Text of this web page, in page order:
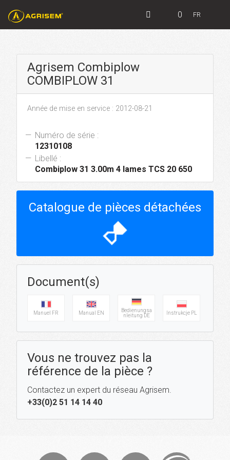
0 FR
Agrisem Combiplow
COMBIPLOW 31
Année de mise en service : 2012-08-21
Numéro de série :
12310108
Libellé :
Combiplow 31 3.00m 4 lames TCS 20 650
Catalogue de pièces détachées
hourglass_top
Document(s)
Manuel FR Manual EN
Bedienungsa
nleitung DE
Instrukcje PL
Vous ne trouvez pas la
référence de la pièce ?
Contactez un expert du réseau Agrisem.
+33(0)2 51 14 14 40